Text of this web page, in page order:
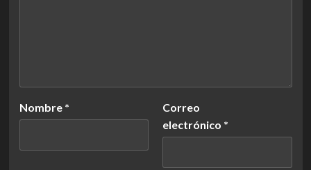
Nombre *
Correo
electrónico *